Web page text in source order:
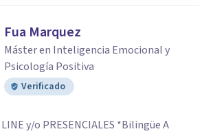
Fua Marquez
Máster en Inteligencia Emocional y
Psicología Positiva
Verificado
o PRESENCIALES *Bilingüe A